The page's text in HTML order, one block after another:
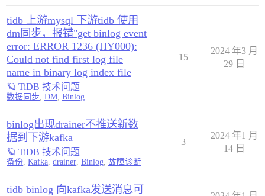
tidb 上游mysql 下游tidb 使用
dm同步，报错"get binlog event
error: ERROR 1236 (HY000):
Could not find first log file
name in binary log index file
🪐 TiDB 技术问题
数据同步, DM, Binlog
15
2024 年3 月
29 日
binlog出现drainer不推送新数
据到下游kafka
🪐 TiDB 技术问题
备份, Kafka, drainer, Binlog, 故障诊断
3
2024 年1 月
14 日
tidb binlog 向kafka发送消息可